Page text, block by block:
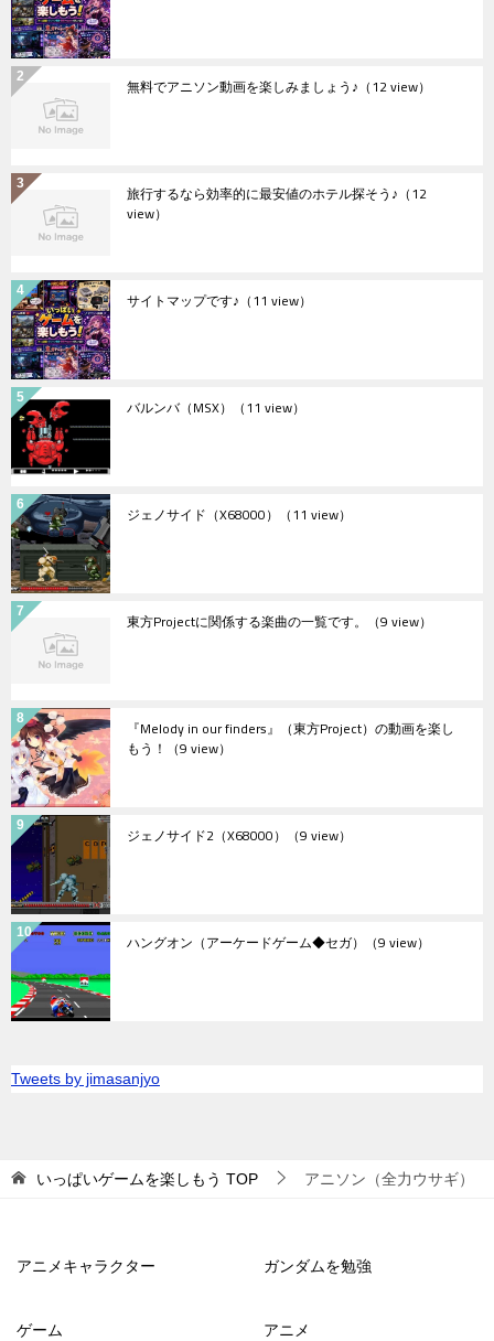
無料でアニソン動画を楽しみましょう♪ （12 view）
旅行するなら効率的に最安値のホテル探そう♪ （12
view）
サイトマップです♪ （11 view）
バルンバ（MSX） （11 view）
ジェノサイド（X68000） （11 view）
東方Projectに関係する楽曲の一覧です。 （9 view）
『Melody in our finders』（東方Project）の動画を楽し
もう！ （9 view）
ジェノサイド2（X68000） （9 view）
ハングオン（アーケードゲーム◆セガ） （9 view）
Tweets by jimasanjyo
いっぱいゲームを楽しもう TOP アニソン（全力ウサギ）
アニメキャラクター ガンダムを勉強
ゲーム アニメ